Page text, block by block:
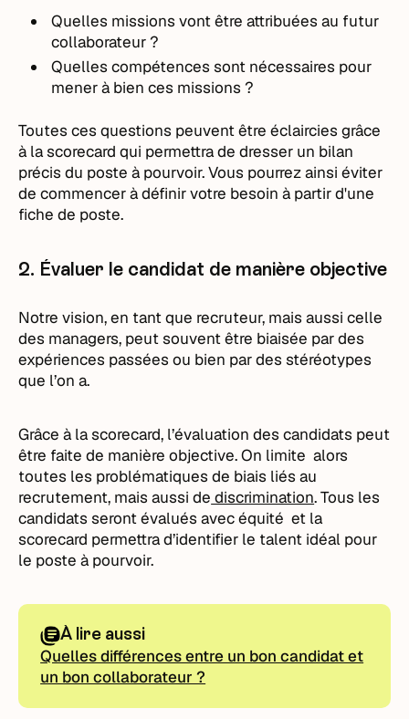
Quelles missions vont être attribuées au futur
collaborateur ?
Quelles compétences sont nécessaires pour
mener à bien ces missions ?
Toutes ces questions peuvent être éclaircies grâce
à la scorecard qui permettra de dresser un bilan
précis du poste à pourvoir. Vous pourrez ainsi éviter
de commencer à définir votre besoin à partir d'une
fiche de poste.
2. Évaluer le candidat de manière objective
Notre vision, en tant que recruteur, mais aussi celle
des managers, peut souvent être biaisée par des
expériences passées ou bien par des stéréotypes
que l’on a.
Grâce à la scorecard, l’évaluation des candidats peut
être faite de manière objective. On limite alors
toutes les problématiques de biais liés au
recrutement, mais aussi de discrimination. Tous les
candidats seront évalués avec équité et la
scorecard permettra d’identifier le talent idéal pour
le poste à pourvoir.
À lire aussi
Quelles différences entre un bon candidat et
un bon collaborateur ?